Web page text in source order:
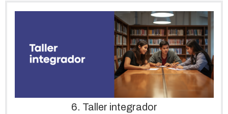
6. Taller integrador